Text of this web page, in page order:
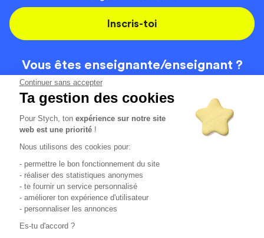
Continuer sans accepter
Ta gestion des cookies
Pour Stych, tonexpérience sur notre site
web est une priorité !
Nous utilisons des cookies pour:
- permettre le bon fonctionnement du site
- réaliser des statistiques anonymes
- te fournir un service personnalisé
- améliorer ton expérience d'utilisateur
- personnaliser les annonces
Es-tu d'accord ?
Inscris-toi
Vous êtes enseignante/enseignant ?
On recrute
Code de la route
Localisation
Contact
Tous les avis clients4.6/5 (51154 avis publiés)